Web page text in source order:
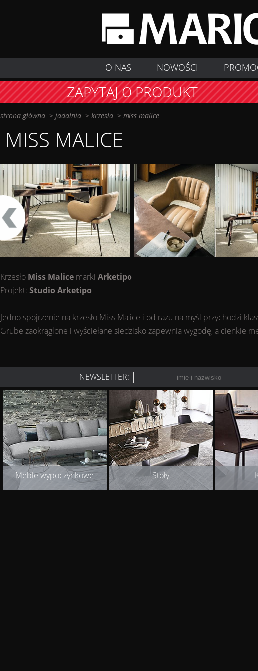
O NAS NOWOŚCI
ZAPYTAJ O PRODUKT
strona główna> jadalnia> krzesła> miss malice
MISS MALICE
Krzesło Miss Malicemarki Arketipo
Projekt: Studio Arketipo
Jedno spojrzenie na krzesło Miss Malice i od razu na myśl przychodzi
Grube zaokrąglone i wyściełane siedzisko zapewnia wygodę, a cienkie
NEWSLETTER:
Meble wypoczynkowe Stoły